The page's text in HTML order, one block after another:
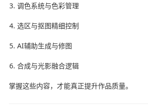
调色系统与色彩管理
选区与抠图精细控制
AI辅助生成与修图
合成与光影融合逻辑
掌握这些内容，才能真正提升作品质量。